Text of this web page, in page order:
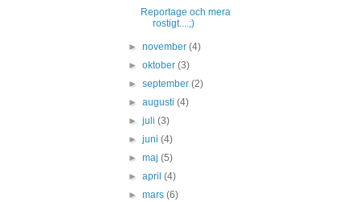
Reportage och mera
rostigt....;)
►november(4)
►oktober(3)
►september(2)
►augusti(4)
►juli(3)
►juni(4)
►maj(5)
►april(4)
►mars(6)